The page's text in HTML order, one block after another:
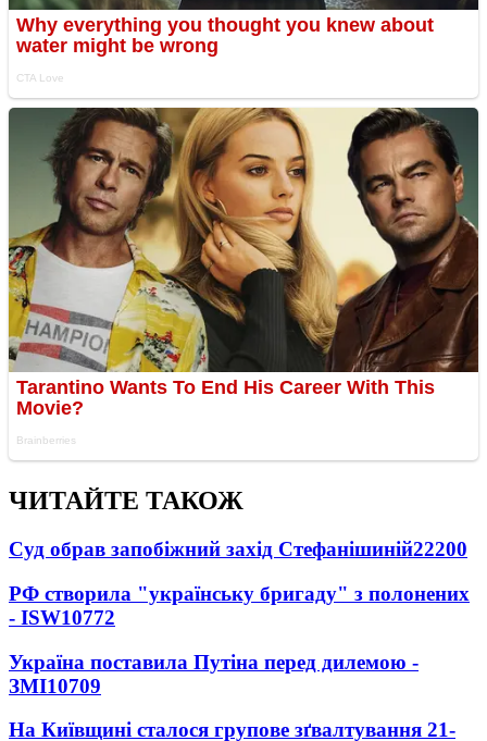
ЧИТАЙТЕ ТАКОЖ
Суд обрав запобіжний захід Стефанішиній22200
РФ створила "українську бригаду" з полонених
- ISW10772
Україна поставила Путіна перед дилемою -
ЗМІ10709
На Київщині сталося групове зґвалтування 21-